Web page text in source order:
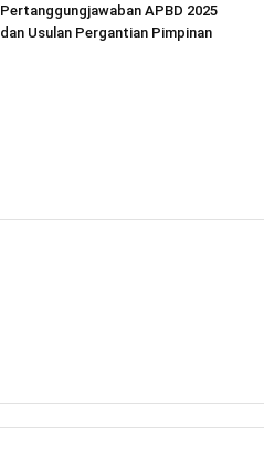
Pertanggungjawaban APBD 2025
dan Usulan Pergantian Pimpinan